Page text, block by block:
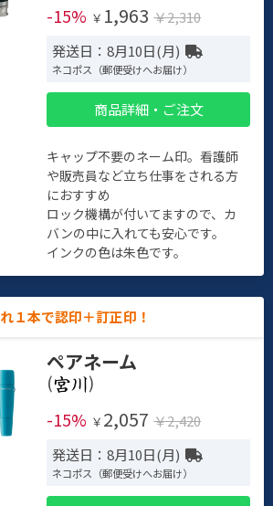
-15% ￥ 1,963 ￥2,310
発送日：8月10日(月)
ネコポス（郵便受けへお届け）
商品詳細・ご注文
キャップ不要のネーム印。看護師
や販売員など立ち仕事をされる方
におすすめ
ロック機構が付いてますので、カ
バンの中に入れても安心です。
インクの色は朱色です。
１本で認印＋訂正印！
ペアネーム
(
)
-15% ￥ 2,057 ￥2,420
発送日：8月10日(月)
ネコポス（郵便受けへお届け）